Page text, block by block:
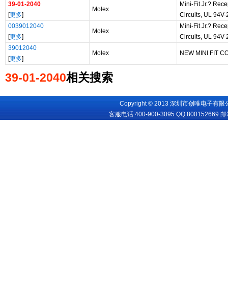
39-01-2040
[更多]
Molex
Mini-Fit Jr.?
Circuits, UL 94V-
0039012040
[更多]
Molex
Mini-Fit Jr.?
Circuits, UL 94V-
39012040
[更多]
Molex NEW MINI FIT
39-01-2040相关搜索
Copyright © 2013 深圳市创唯电子有限
客服电话:400-900-3095 QQ:800152669 邮